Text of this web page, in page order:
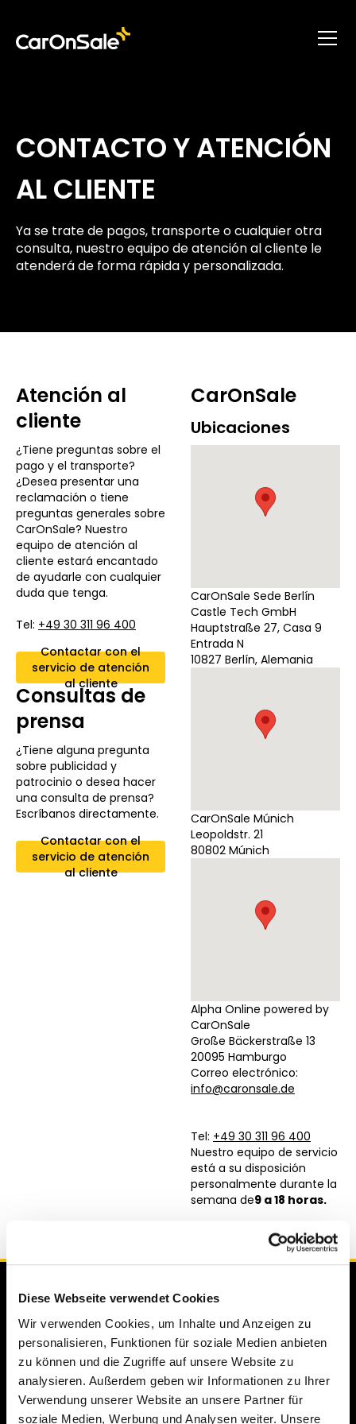
Diese Webseite verwendet Cookies
Wir verwenden Cookies, um Inhalte und Anzeigen zu
personalisieren, Funktionen für soziale Medien anbieten
zu können und die Zugriffe auf unsere Website zu
analysieren. Außerdem geben wir Informationen zu Ihrer
Verwendung unserer Website an unsere Partner für
soziale Medien, Werbung und Analysen weiter. Unsere
CONTACTO Y ATENCIÓN
AL CLIENTE
Ya se trate de pagos, transporte o cualquier otra
consulta, nuestro equipo de atención al cliente le
atenderá de forma rápida y personalizada.
Atención al
cliente
¿Tiene preguntas sobre el
pago y el transporte?
¿Desea presentar una
reclamación o tiene
preguntas generales sobre
CarOnSale? Nuestro
equipo de atención al
cliente estará encantado
de ayudarle con cualquier
duda que tenga.
Tel: +49 30 311 96 400
Contactar con el
servicio de atención
al cliente
Consultas de
prensa
¿Tiene alguna pregunta
sobre publicidad y
patrocinio o desea hacer
una consulta de prensa?
Escríbanos directamente.
Contactar con el
servicio de atención
al cliente
CarOnSale
Ubicaciones
CarOnSale Sede Berlín
Castle Tech GmbH
Hauptstraße 27, Casa 9
Entrada N
10827 Berlín, Alemania
CarOnSale Múnich
Leopoldstr. 21
80802 Múnich
Alpha Online powered by
CarOnSale
Große Bäckerstraße 13
20095 Hamburgo
Correo electrónico:
info@caronsale.de
Tel: +49 30 311 96 400
Nuestro equipo de servicio
está a su disposición
personalmente durante la
semana de9 a 18 horas.
Mercedes-Benz
BMW